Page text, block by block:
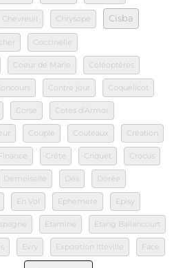
Chevreuil Chrysope Cisba
Coccinelle
Coeur de Marie Coléoptères
Contre jour Coquelicot
Corse Cotes d'Armor
Couple Couteaux Création
Crête Criquet Crocus
Demoiselle Dés Dorée
En Vol Ephemere Episy
Etamine Etang Ballancourt
Evry Exposition Itteville Face